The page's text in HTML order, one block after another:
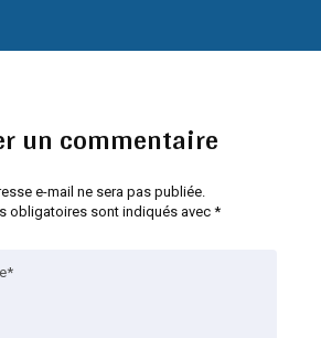
un commentaire
e-mail ne sera pas publiée.
obligatoires sont indiqués avec *